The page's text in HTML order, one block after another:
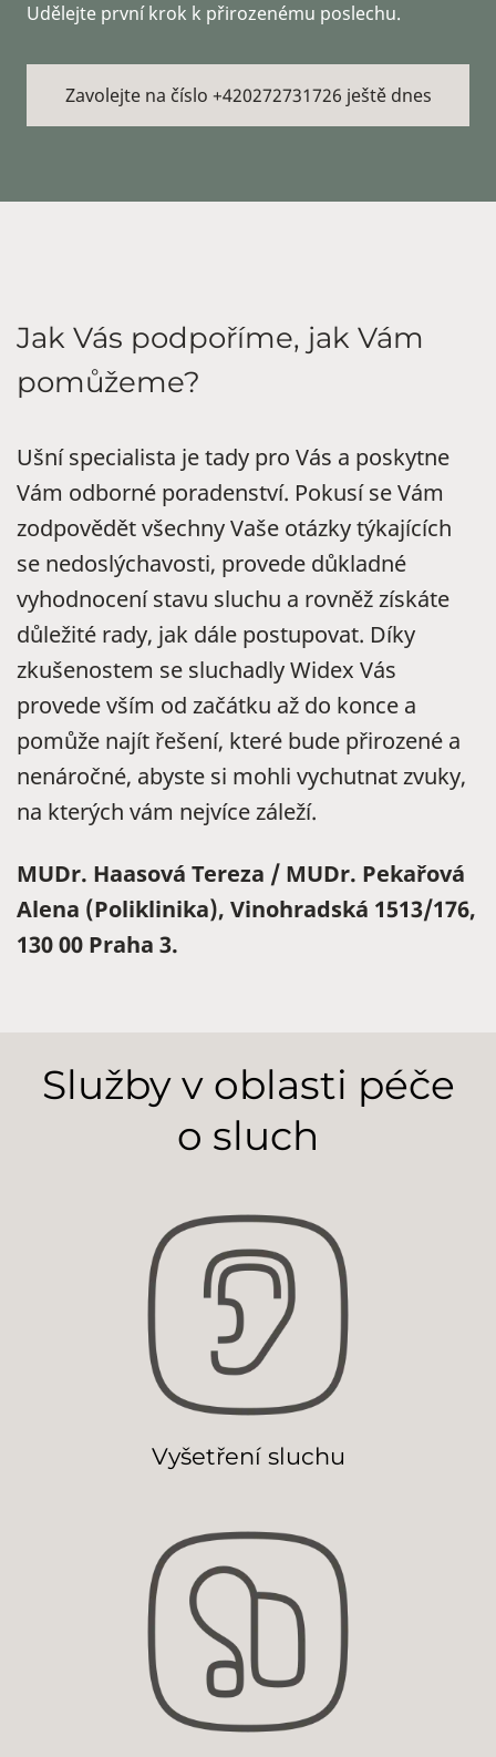
Udělejte první krok k přirozenému poslechu.
Zavolejte na číslo +420272731726 ještě dnes
Jak Vás podpoříme, jak Vám
pomůžeme?
Ušní specialista je tady pro Vás a poskytne
Vám odborné poradenství. Pokusí se Vám
zodpovědět všechny Vaše otázky týkajících
se nedoslýchavosti, provede důkladné
vyhodnocení stavu sluchu a rovněž získáte
důležité rady, jak dále postupovat. Díky
zkušenostem se sluchadly Widex Vás
provede vším od začátku až do konce a
pomůže najít řešení, které bude přirozené a
nenáročné, abyste si mohli vychutnat zvuky,
na kterých vám nejvíce záleží.
MUDr. Haasová Tereza / MUDr. Pekařová
Alena (Poliklinika), Vinohradská 1513/176,
130 00 Praha 3.
Služby v oblasti péče
o sluch
Vyšetření sluchu